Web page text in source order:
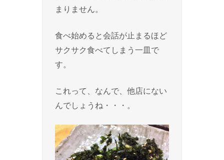
まりません。
食べ始めると会話が止まるほど
サクサク食べてしまう一皿で
す。
これって、なんで、他店にない
んでしょうね・・・。